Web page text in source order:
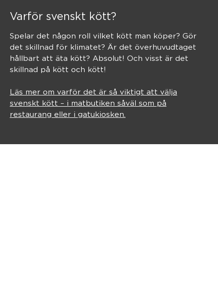
Varför svenskt kött?
Spelar det någon roll vilket kött man köper? Gör
det skillnad för klimatet? Är det överhuvudtaget
hållbart att äta kött? Absolut! Och visst är det
skillnad på kött och kött!
Läs mer om varför det är så viktigt att välja
svenskt kött – i matbutiken såväl som på
restaurang eller i gatukiosken.